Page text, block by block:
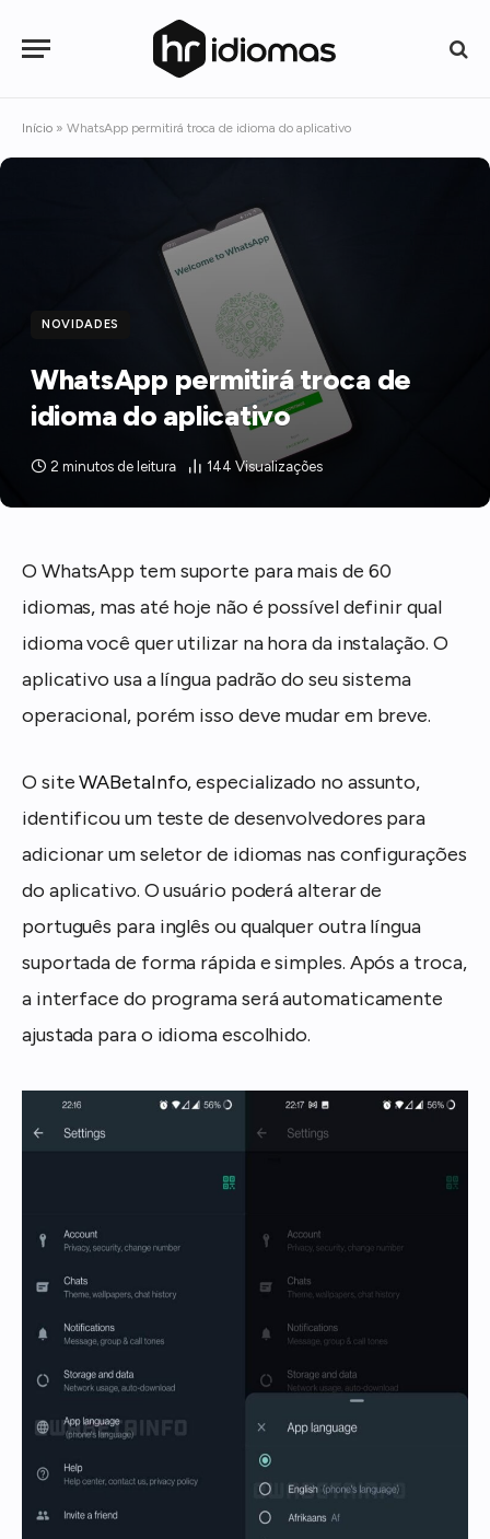
Início » WhatsApp permitirá troca de idioma do aplicativo
NOVIDADES
WhatsApp permitirá troca de
idioma do aplicativo
2 minutos de leitura 144 Visualizações
O WhatsApp tem suporte para mais de 60
idiomas, mas até hoje não é possível definir qual
idioma você quer utilizar na hora da instalação. O
aplicativo usa a língua padrão do seu sistema
operacional, porém isso deve mudar em breve.
O siteWABetaInfo, especializado no assunto,
identificou um teste de desenvolvedores para
adicionar um seletor de idiomas nas configurações
do aplicativo. O usuário poderá alterar de
português para inglês ou qualquer outra língua
suportada de forma rápida e simples. Após a troca,
a interface do programa será automaticamente
ajustada para o idioma escolhido.